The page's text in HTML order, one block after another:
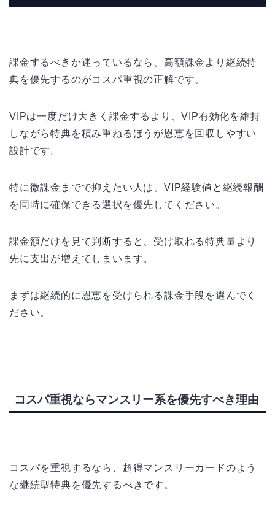
課金するべきか迷っているなら、高額課金より継続特
典を優先するのがコスパ重視の正解です。
VIPは一度だけ大きく課金するより、VIP有効化を維持
しながら特典を積み重ねるほうが恩恵を回収しやすい
設計です。
特に微課金までで抑えたい人は、VIP経験値と継続報酬
を同時に確保できる選択を優先してください。
課金額だけを見て判断すると、受け取れる特典量より
先に支出が増えてしまいます。
まずは継続的に恩恵を受けられる課金手段を選んでく
ださい。
コスパ重視ならマンスリー系を優先すべき理由
コスパを重視するなら、超得マンスリーカードのよう
な継続型特典を優先するべきです。